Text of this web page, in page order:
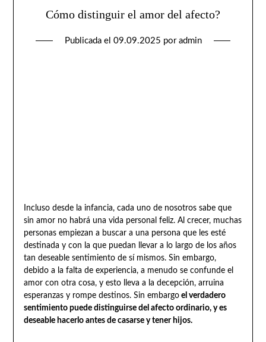
Cómo distinguir el amor del afecto?
Publicada el 09.09.2025 por admin
Incluso desde la infancia, cada uno de nosotros sabe que
sin amor no habrá una vida personal feliz. Al crecer, muchas
personas empiezan a buscar a una persona que les esté
destinada y con la que puedan llevar a lo largo de los años
tan deseable sentimiento de sí mismos. Sin embargo,
debido a la falta de experiencia, a menudo se confunde el
amor con otra cosa, y esto lleva a la decepción, arruina
esperanzas y rompe destinos. Sin embargoel verdadero
sentimiento puede distinguirse del afecto ordinario, y es
deseable hacerlo antes de casarse y tener hijos.